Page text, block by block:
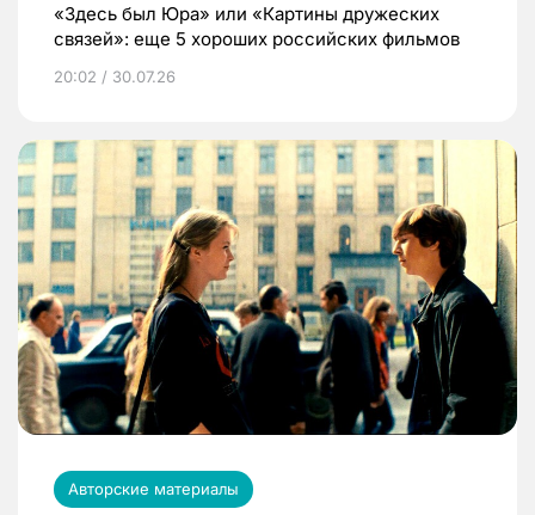
«Здесь был Юра» или «Картины дружеских
связей»: еще 5 хороших российских фильмов
20:02 / 30.07.26
Авторские материалы